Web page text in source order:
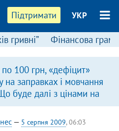
Підтримати УКР
гривні” Фінансова
100 грн, «дефіцит»
на заправках і мовчання
буде далі з цінами на
— 5 серпня 2009, 06:03